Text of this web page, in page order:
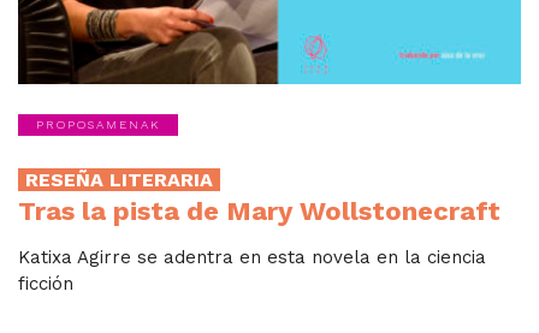
PROPOSAMENAK
RESEÑA LITERARIA
Tras la pista de Mary Wollstonecraft
Katixa Agirre se adentra en esta novela en la ciencia
ficción